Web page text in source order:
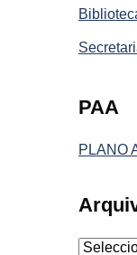
PAA
PLANO
Arquivo